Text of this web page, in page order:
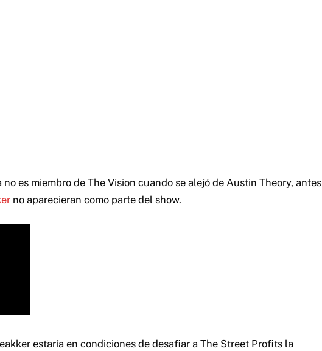
no es miembro de The Vision cuando se alejó de Austin Theory, antes
no aparecieran como parte del show.
estaría en condiciones de desafiar a The Street Profits la